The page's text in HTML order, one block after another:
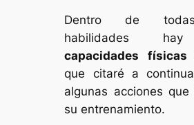
Dentro de
habilidades
capacidades físicas
que citaré a
algunas acciones que
su entrenamiento.